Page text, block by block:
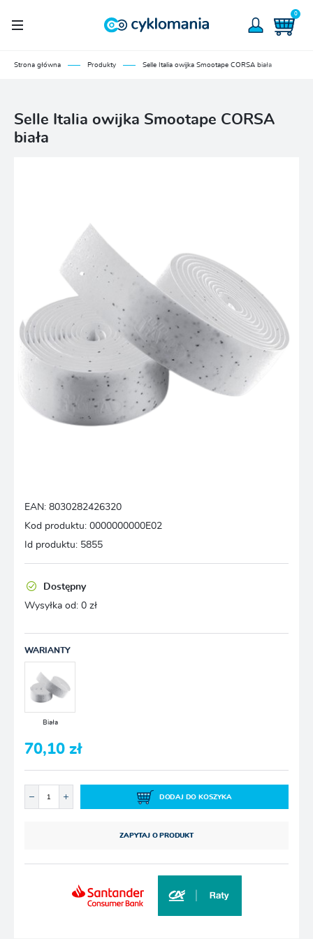
0
Strona główna Produkty Selle Italia owijka Smootape CORSA biała
Selle Italia owijka Smootape CORSA
biała
EAN: 8030282426320
Kod produktu: 0000000000E02
Id produktu: 5855
Dostępny
Wysyłka od: 0 zł
WARIANTY
Biała
70,10 zł
DODAJ DO KOSZYKA
ZAPYTAJ O PRODUKT